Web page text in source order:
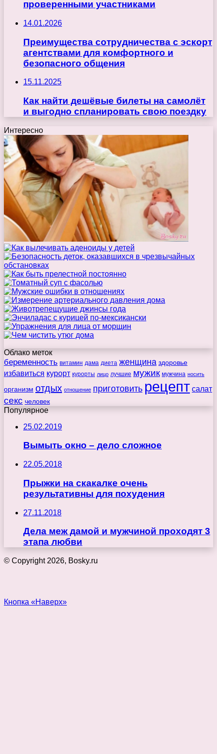
проверенными участниками
14.01.2026
Преимущества сотрудничества с эскорт
агентствами для комфортного и
безопасного общения
15.11.2025
Как найти дешёвые билеты на самолёт
и выгодно спланировать свою поездку
Интересно
Облако меток
беременность витамин дама диета женщина здоровье
избавиться курорт курорты лицо лучшие мужик мужчина носить
организм отдых отношение приготовить рецепт салат
секс человек
Популярное
25.02.2019
Вымыть окно – дело сложное
22.05.2018
Прыжки на скакалке очень
результативны для похудения
27.11.2018
Дела меж дамой и мужчиной проходят 3
этапа любви
© Copyright 2026, Bosky.ru
Кнопка «Наверх»